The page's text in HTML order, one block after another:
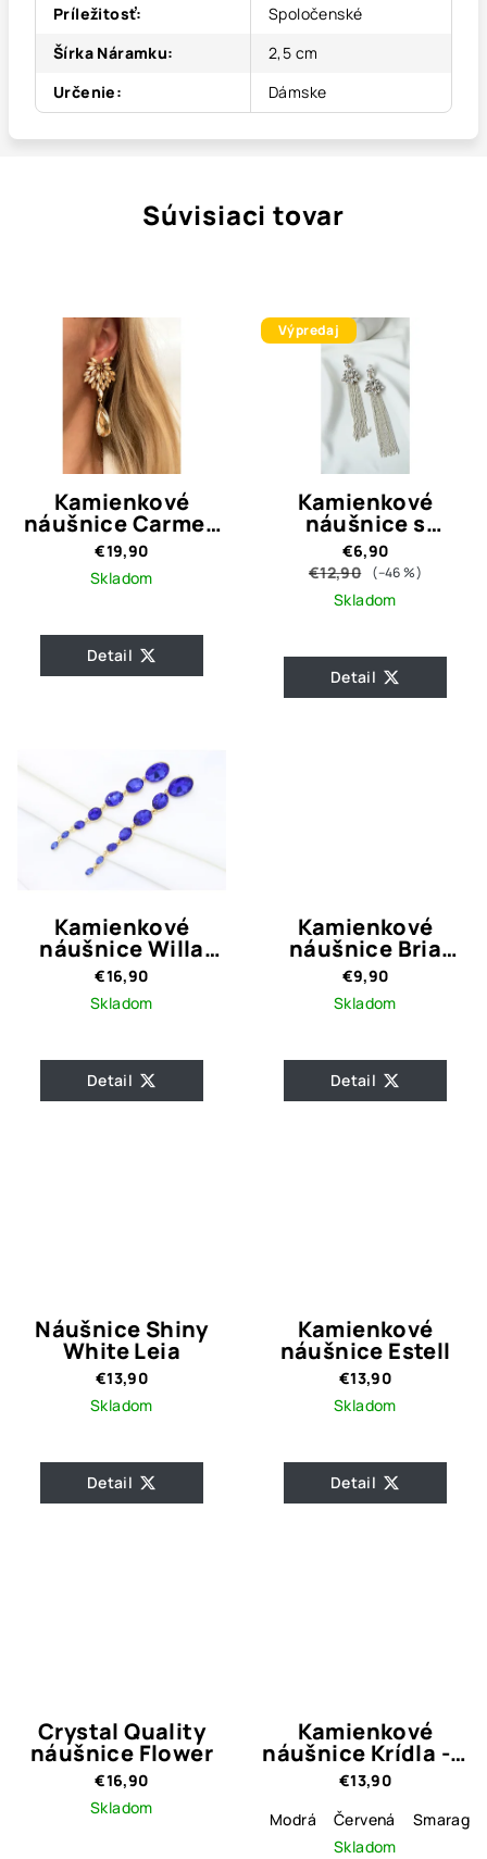
Príležitosť:
Spoločenské
Šírka Náramku:
2,5 cm
Určenie: Dámske
Súvisiaci tovar
Kamienkové
náušnice Carmen
Gold
€19,90
Skladom
Detail
Výpredaj
Kamienkové
náušnice s
retiazkami Kimi
White
€6,90
€12,90
(–46 %)
Skladom
Detail
Kamienkové
náušnice Willa
Blue
€16,90
Skladom
Detail
Kamienkové
náušnice Bria
Emerald
€9,90
Skladom
Detail
Náušnice Shiny
White Leia
€13,90
Skladom
Detail
Kamienkové
náušnice Estell
€13,90
Skladom
Detail
Crystal Quality
náušnice Flower
€16,90
Skladom
Kamienkové
náušnice Krídla - 5
farebných variant
€13,90
Modrá
Červená
Skladom